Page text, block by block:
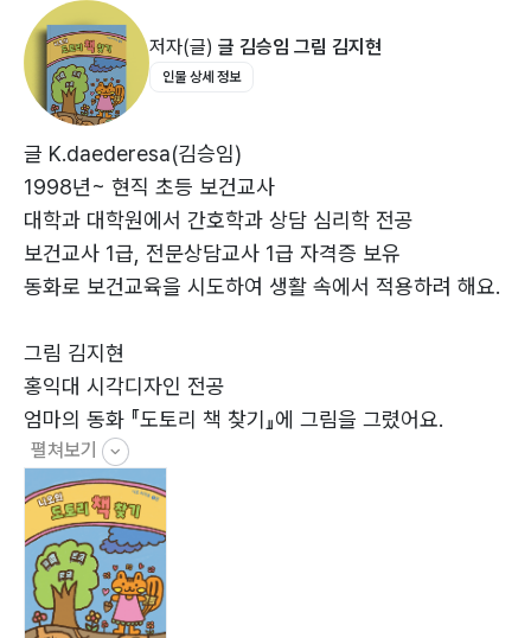
저자(글) 글 김승임 그림 김지현
인물 상세 정보
글 K.daederesa(김승임)
1998년~ 현직 초등 보건교사
대학과 대학원에서 간호학과 상담 심리학 전공
보건교사 1급, 전문상담교사 1급 자격증 보유
동화로 보건교육을 시도하여 생활 속에서 적용하려 해요.
그림 김지현
홍익대 시각디자인 전공
엄마의 동화 『도토리 책 찾기』에 그림을 그렸어요.
어린 시절 엄마의 즉석 동화 이야기는 창의력에 도움이 되
었고, 책을 좋아하게 되었어요.
수학 · 과학에 영향력을 주어, 고교 시절 전국 과학창의력
대회에서 대상을 수상하였어요.
펼쳐보기